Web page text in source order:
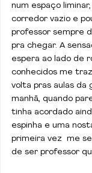
num espaço
corredor vazio e
professor sempre
pra chegar. A
espera ao lado de
conhecidos me
volta pras aulas da
manhã, quando
tinha acordado
espinha e uma
primeira vez  me
de ser professor